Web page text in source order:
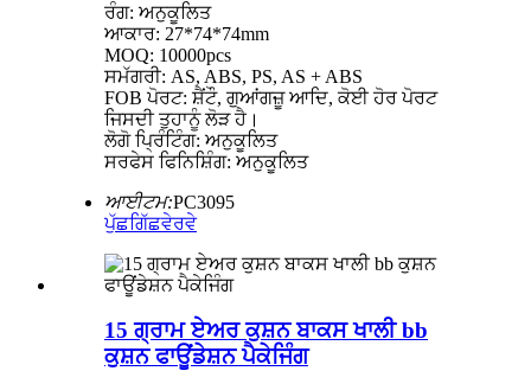
ਰੰਗ: ਅਨੁਕੂਲਿਤ
ਆਕਾਰ: 27*74*74mm
MOQ: 10000pcs
ਸਮੱਗਰੀ: AS, ABS, PS, AS + ABS
FOB ਪੋਰਟ: ਸ਼ੈਂਟੌ, ਗੁਆਂਗਜ਼ੂ ਆਦਿ, ਕੋਈ ਹੋਰ ਪੋਰਟ
ਜਿਸਦੀ ਤੁਹਾਨੂੰ ਲੋੜ ਹੈ।
ਲੋਗੋ ਪ੍ਰਿੰਟਿੰਗ: ਅਨੁਕੂਲਿਤ
ਸਰਫੇਸ ਫਿਨਿਸ਼ਿੰਗ: ਅਨੁਕੂਲਿਤ
ਆਈਟਮ:PC3095
ਪੁੱਛਗਿੱਛਵੇਰਵੇ
15 ਗ੍ਰਾਮ ਏਅਰ ਕੁਸ਼ਨ ਬਾਕਸ ਖਾਲੀ bb
ਕੁਸ਼ਨ ਫਾਊਂਡੇਸ਼ਨ ਪੈਕੇਜਿੰਗ